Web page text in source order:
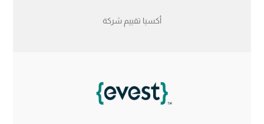
أكسيا تقييم شركة